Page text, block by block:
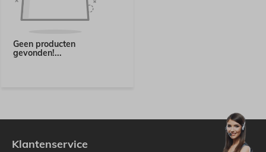
Geen producten
gevonden!...
Klantenservice